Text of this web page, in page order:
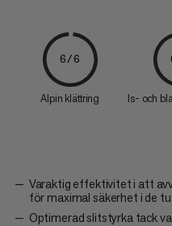
6/6
Alpin klättring Is- och
Varaktig effektivitet i att
för maximal säkerhet i de
Optimerad slitstyrka tack